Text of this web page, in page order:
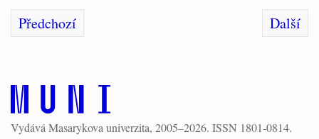
Předchozí Další
Vydává Masarykova univerzita, 2005–2026. ISSN 1801-0814.